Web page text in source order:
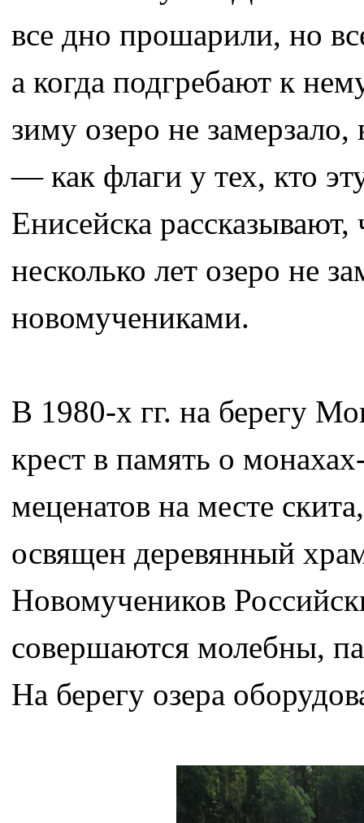
все дно прошарили, но
а когда подгребают к
зиму озеро не
— как флаги у тех, кто
Енисейска
несколько лет озеро не
новомучениками.
В 1980-х гг. на берегу
крест в память о
меценатов на месте
освящен деревянный
Новомучеников
совершаются молебны,
На берегу озера